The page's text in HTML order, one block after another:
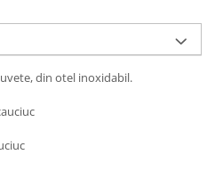
din otel inoxidabil.